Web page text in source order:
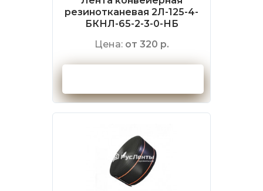
резинотканевая 2Л-125-4-
БКНЛ-65-2-3-0-НБ
Цена: от 320 р.